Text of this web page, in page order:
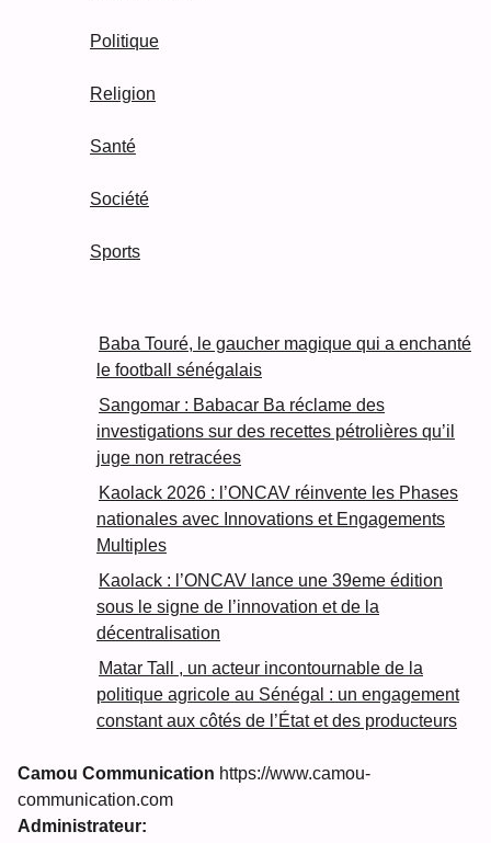
Politique
Religion
Santé
Société
Sports
Baba Touré, le gaucher magique qui a enchanté
le football sénégalais
Sangomar : Babacar Ba réclame des
investigations sur des recettes pétrolières qu’il
juge non retracées
Kaolack 2026 : l’ONCAV réinvente les Phases
nationales avec Innovations et Engagements
Multiples
Kaolack : l’ONCAV lance une 39eme édition
sous le signe de l’innovation et de la
décentralisation
Matar Tall , un acteur incontournable de la
politique agricole au Sénégal : un engagement
constant aux côtés de l’État et des producteurs
Camou Communication https://www.camou-
communication.com
Administrateur: